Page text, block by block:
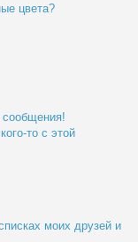
цвета?
то с этой
моих друзей и